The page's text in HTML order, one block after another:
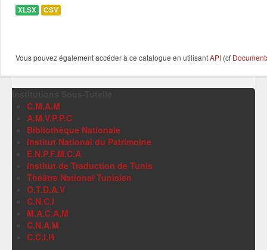
XLSX CSV
Vous pouvez également accéder à ce catalogue en utilisantAPI (cf
C.M.A.M
A.M.V.P.P.C
Bibliothèque Nationale
Institut National du Patrimoine
E.N.P.F.M.C.A
Institut de Traduction de Tunis
Théâtre National Tunisien
O.T.D.A.V
C.N.C.I
M.A.C.A.M
C.N.A.M
C.C.I.H